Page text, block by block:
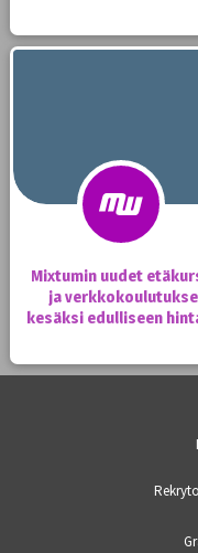
Mixtumin uudet
ja
kesäksi edulliseen